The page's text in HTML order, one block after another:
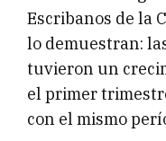
Escribanos de la
lo demuestran:
tuvieron un
el primer
con el mismo